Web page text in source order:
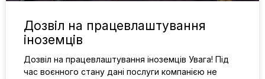
Дозвіл на працевлаштування
іноземців
Дозвіл на працевлаштування іноземців Увага! Під
час воєнного стану дані послуги компанією не